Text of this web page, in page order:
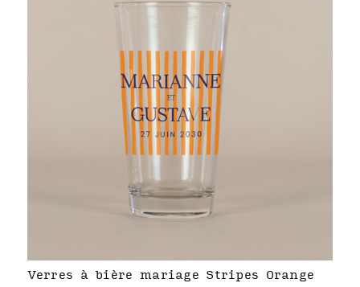
Verres à bière mariage Stripes Orange